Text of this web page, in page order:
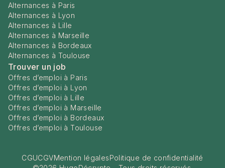
Alternances à Paris
Alternances à Lyon
Alternances à Lille
Alternances à Marseille
Alternances à Bordeaux
Alternances à Toulouse
Trouver un job
Offres d’emploi à Paris
Offres d’emploi à Lyon
Offres d’emploi à Lille
Offres d’emploi à Marseille
Offres d’emploi à Bordeaux
Offres d’emploi à Toulouse
CGUCGVMention légalesPolitique de confidentialité